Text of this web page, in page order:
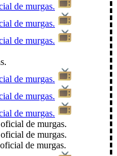
de murgas.
de murgas.
de murgas.
de murgas.
de murgas.
de murgas.
de murgas.
de murgas.
de murgas.